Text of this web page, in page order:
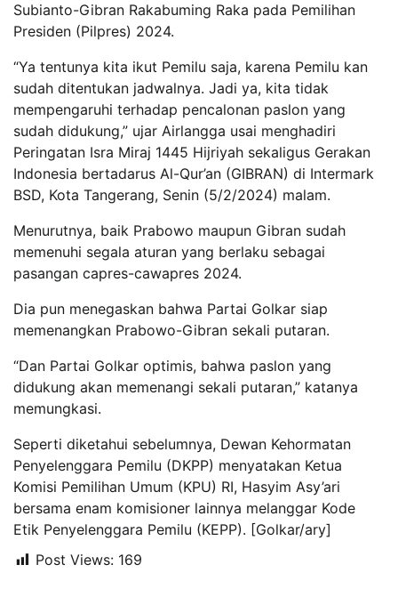
Subianto-Gibran Rakabuming Raka pada Pemilihan
Presiden (Pilpres) 2024.
“Ya tentunya kita ikut Pemilu saja, karena Pemilu kan
sudah ditentukan jadwalnya. Jadi ya, kita tidak
mempengaruhi terhadap pencalonan paslon yang
sudah didukung,” ujar Airlangga usai menghadiri
Peringatan Isra Miraj 1445 Hijriyah sekaligus Gerakan
Indonesia bertadarus Al-Qur’an (GIBRAN) di Intermark
BSD, Kota Tangerang, Senin (5/2/2024) malam.
Menurutnya, baik Prabowo maupun Gibran sudah
memenuhi segala aturan yang berlaku sebagai
pasangan capres-cawapres 2024.
Dia pun menegaskan bahwa Partai Golkar siap
memenangkan Prabowo-Gibran sekali putaran.
“Dan Partai Golkar optimis, bahwa paslon yang
didukung akan memenangi sekali putaran,” katanya
memungkasi.
Seperti diketahui sebelumnya, Dewan Kehormatan
Penyelenggara Pemilu (DKPP) menyatakan Ketua
Komisi Pemilihan Umum (KPU) RI, Hasyim Asy’ari
bersama enam komisioner lainnya melanggar Kode
Etik Penyelenggara Pemilu (KEPP). [Golkar/ary]
Post Views: 169